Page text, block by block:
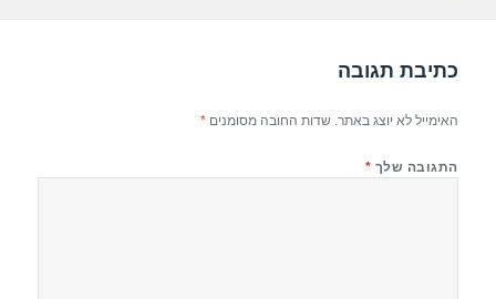
k
כתיבת תגובה
האימייל לא יוצג באתר. שדות החובה מסומנים*
התגובה שלך *